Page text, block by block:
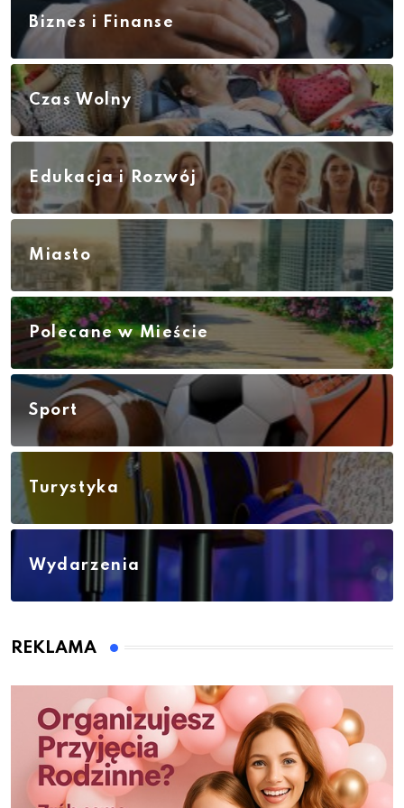
Biznes i Finanse
Czas Wolny
Edukacja i Rozwój
Miasto
Polecane w Mieście
Sport
Turystyka
Wydarzenia
REKLAMA